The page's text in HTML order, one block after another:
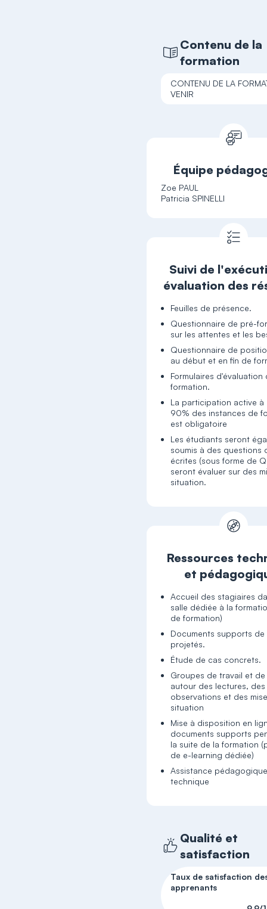
Contenu de la
formation
CONTENU DE LA
VENIR
Équipe
Zoe PAUL
Patricia SPINELLI
Suivi de
évaluation des
Feuilles de présence.
Questionnaire de pré-
sur les attentes et les
Questionnaire de
au début et en fin de
Formulaires d'évaluation
formation.
La participation active à
90% des instances de
est obligatoire
Les étudiants seront
soumis à des questions
écrites (sous forme de
seront évaluer sur des
situation.
Ressources
et
Accueil des stagiaires
salle dédiée à la
de formation)
Documents supports
projetés.
Étude de cas concrets.
Groupes de travail et de
autour des lectures, des
observations et des
situation
Mise à disposition en
documents supports
la suite de la formation
de e-learning dédiée)
Assistance
technique
Qualité et
satisfaction
Taux de satisfaction
apprenants